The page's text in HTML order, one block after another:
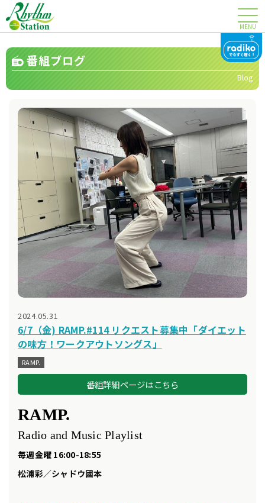
MENU
番組ブログ
Blog
2024.05.31
6/7（金) RAMP.#114 リクエスト募集中「ダイエット
の味方！ワークアウトソングス」
RAMP.
番組詳細ページはこちら
RAMP.
Radio and Music Playlist
毎週金曜 16:00-18:55
松浦彩／シャドウ國本